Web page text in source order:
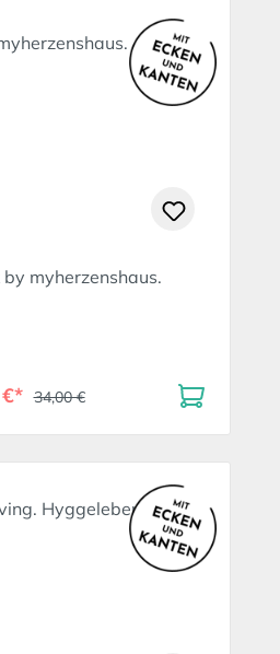
myherzenshaus.
34,00 €